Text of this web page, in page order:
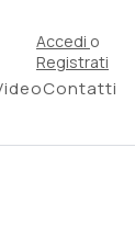
Accedi o
Registrati
Contatti